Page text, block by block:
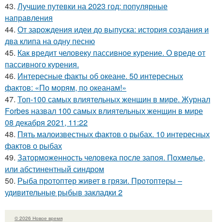
43. Лучшие путевки на 2023 год: популярные
направления
44. От зарождения идеи до выпуска: история создания и
два клипа на одну песню
45. Как вредит человеку пассивное курение. О вреде от
пассивного курения.
46. Интересные факты об океане. 50 интересных
фактов: «По морям, по океанам!»
47. Топ-100 самых влиятельных женщин в мире. Журнал
Forbes назвал 100 самых влиятельных женщин в мире
08 декабря 2021, 11:22
48. Пять малоизвестных фактов о рыбах. 10 интересных
фактов о рыбах
49. Заторможенность человека после запоя. Похмелье,
или абстинентный синдром
50. Рыба протоптер живет в грязи. Протоптеры –
удивительные рыбыв закладки 2
© 2026 Новое время